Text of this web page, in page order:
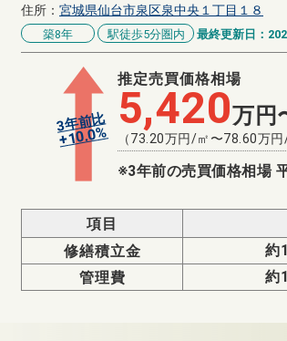
住所： 宮城県仙台市泉区泉中央１丁目１８
築8年 駅徒歩5分圏内 最終更新日：
3年前比
+10.0%
推定売買価格相場
5,420万円
（73.20万円/㎡〜78.60万円
※3年前の売買価格相場
項目
修繕積立金
約
管理費 約